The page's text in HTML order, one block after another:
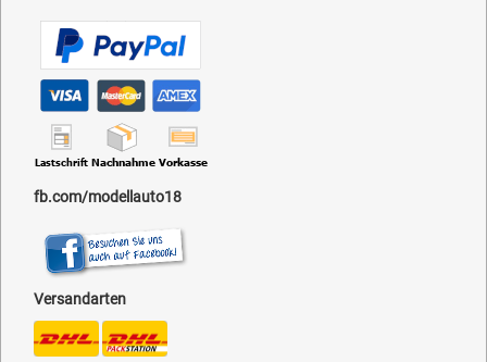
fb.com/modellauto18
Versandarten